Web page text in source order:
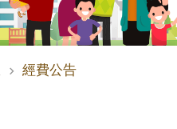
經費公告